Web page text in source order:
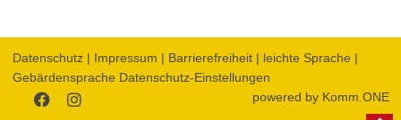
Datenschutz| Impressum Barrierefreiheit| leichte Sprache
Gebärdensprache Datenschutz-Einstellungen
powered by Komm.ONE